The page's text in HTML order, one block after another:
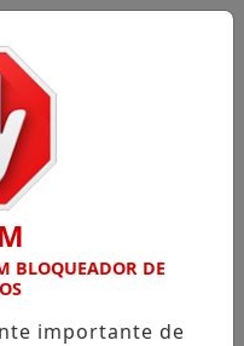
BLOQUEADOR DE
importante de